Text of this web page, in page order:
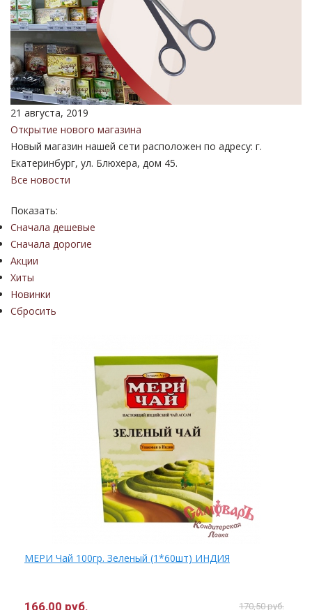
21 августа, 2019
Открытие нового магазина
Новый магазин нашей сети расположен по адресу: г.
Екатеринбург, ул. Блюхера, дом 45.
Все новости
Показать:
Сначала дешевые
Сначала дорогие
Акции
Хиты
Новинки
Сбросить
МЕРИ Чай 100гр. Зеленый (1*60шт) ИНДИЯ
166,00 руб. 170,50 руб.